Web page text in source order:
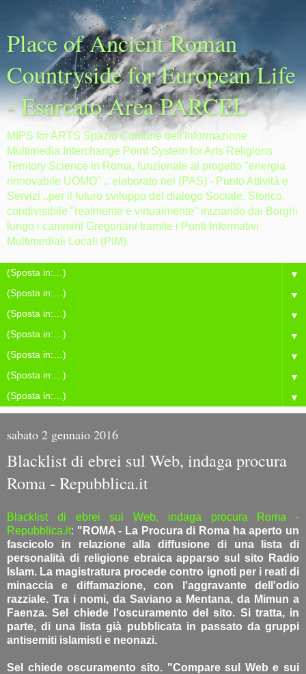
Place of Ancient Roman
Countryside for European Life
- Esarcato Area PARCEL
MIPS for ARTS Spazio Comune dell'Informazione
Multimedia Interchange Point System for Arts Religions
Territory Science in Roma, funzionale al progetto "energia
rinnovabile UOMO" .. elaborato nel (PAS) - Punto Attività e
Servizi ..per il futuro sviluppo del dialogo Sociale, Storico,
condivisibile "realmente e virtualmente" iniziando dai Borghi
lungo i cammini Gregoriani tramite i Punti Informativi
Multimediali Locali (PIM).
▼
▼
▼
▼
▼
▼
▼
sabato 2 gennaio 2016
Blacklist di ebrei sul Web, indaga procura
Roma - Repubblica.it
Blacklist di ebrei sul Web, indaga procura Roma -
Repubblica.it: "ROMA - La Procura di Roma ha aperto un
fascicolo in relazione alla diffusione di una lista di
personalità di religione ebraica apparso sul sito Radio
Islam. La magistratura procede contro ignoti per i reati di
minaccia e diffamazione, con l'aggravante dell'odio
razziale. Tra i nomi, da Saviano a Mentana, da Mimun a
Faenza. Sel chiede l'oscuramento del sito. Si tratta, in
parte, di una lista già pubblicata in passato da gruppi
antisemiti islamisti e neonazi.
Sel chiede oscuramento sito. "Compare sul Web e sui